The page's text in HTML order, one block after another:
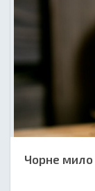
Чорне мило